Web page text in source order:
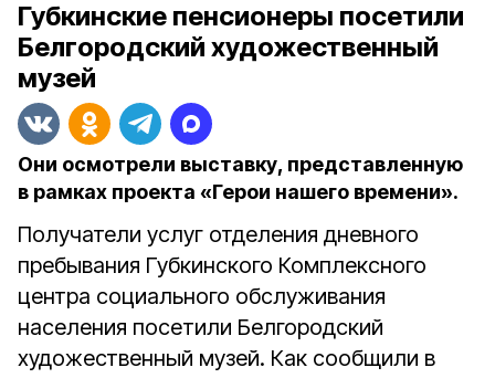
Губкинские пенсионеры посетили
Белгородский художественный
музей
Они осмотрели выставку, представленную
в рамках проекта «Герои нашего времени».
Получатели услуг отделения дневного
пребывания Губкинского Комплексного
центра социального обслуживания
населения посетили Белгородский
художественный музей. Как сообщили в